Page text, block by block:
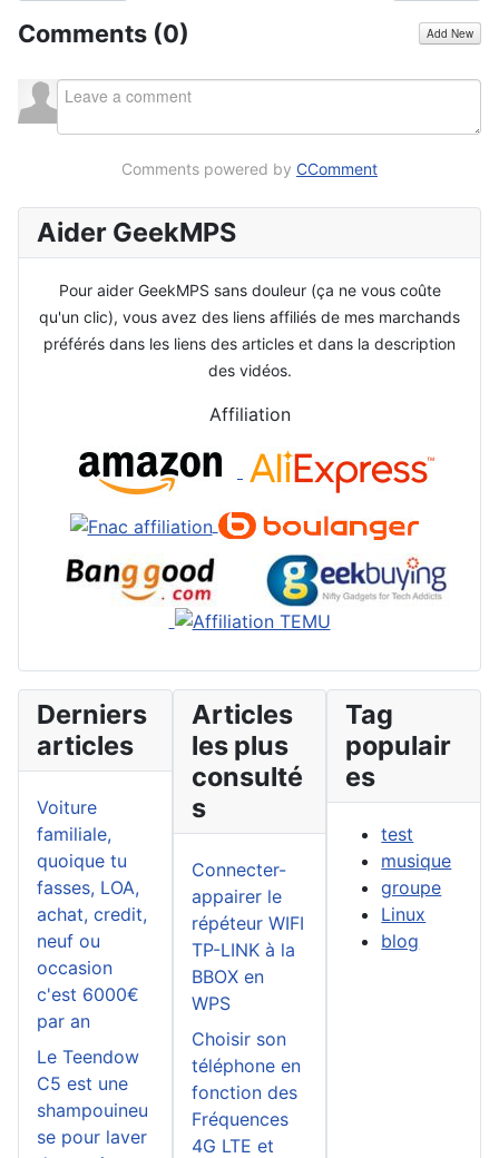
Comments (0) Add New
Comments powered by CComment
Aider GeekMPS
Pour aider GeekMPS sans douleur (ça ne vous coûte
qu'un clic), vous avez des liens affiliés de mes marchands
préférés dans les liens des articles et dans la description
des vidéos.
Affiliation
Derniers
articles
Voiture
familiale,
quoique tu
fasses, LOA,
achat, credit,
neuf ou
occasion
c'est 6000€
par an
Le Teendow
C5 est une
shampouineu
se pour laver
Articles
les plus
consulté
s
Connecter-
appairer le
répéteur WIFI
TP-LINK à la
BBOX en
WPS
Choisir son
téléphone en
fonction des
Fréquences
4G LTE et
Tag
populair
es
test
musique
groupe
Linux
blog